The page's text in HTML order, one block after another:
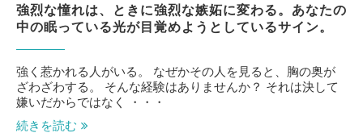
強烈な憧れは、ときに強烈な嫉妬に変わる。あなたの
中の眠っている光が目覚めようとしているサイン。
強く惹かれる人がいる。 なぜかその人を見ると、胸の奥が
ざわざわする。 そんな経験はありませんか？ それは決して
嫌いだからではなく ・・・
続きを読む